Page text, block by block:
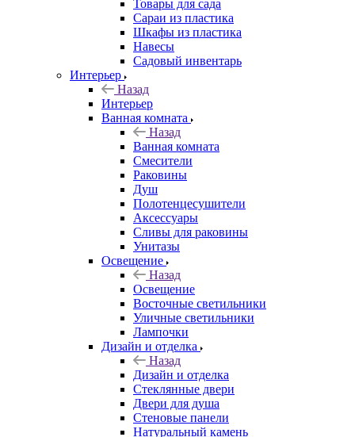
Товары для сада
Сараи из пластика
Шкафы из пластика
Навесы
Садовый инвентарь
Интерьер
Назад
Интерьер
Ванная комната
Назад
Ванная комната
Смесители
Раковины
Душ
Полотенцесушители
Аксессуары
Сливы для раковины
Унитазы
Освещение
Назад
Освещение
Восточные светильники
Уличные светильники
Лампочки
Дизайн и отделка
Назад
Дизайн и отделка
Стеклянные двери
Двери для душа
Стеновые панели
Натуральный камень